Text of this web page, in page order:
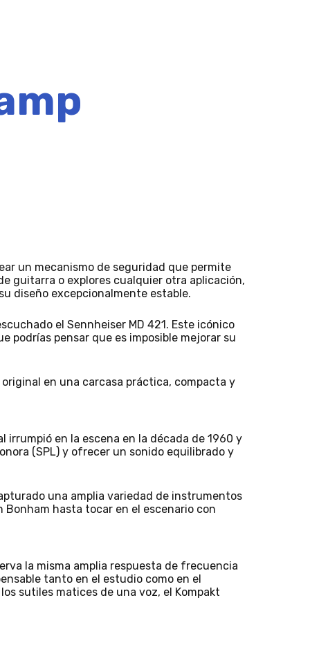
un mecanismo de seguridad que permite
guitarra o explores cualquier otra aplicación,
diseño excepcionalmente estable.
el Sennheiser MD 421. Este icónico
podrías pensar que es imposible mejorar su
en una carcasa práctica, compacta y
irrumpió en la escena en la década de 1960 y
(SPL) y ofrecer un sonido equilibrado y
una amplia variedad de instrumentos
hasta tocar en el escenario con
la misma amplia respuesta de frecuencia
tanto en el estudio como en el
sutiles matices de una voz, el Kompakt